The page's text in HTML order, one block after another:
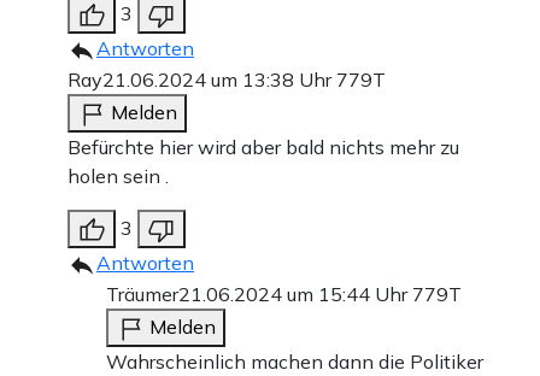
3
Antworten
Ray21.06.2024 um 13:38 Uhr 779T
Melden
Befürchte hier wird aber bald nichts mehr zu
holen sein .
3
Antworten
Träumer21.06.2024 um 15:44 Uhr 779T
Melden
Wahrscheinlich machen dann die Politiker